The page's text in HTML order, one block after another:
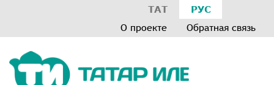
ТАТ РУС
О проекте Обратная связь